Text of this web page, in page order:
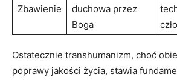
Zbawienie
duchowa przez
Boga
Ostatecznie transhumanizm, choć
poprawy jakości życia, stawia